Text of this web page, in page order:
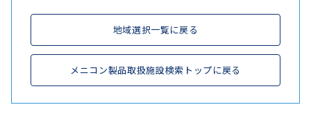
地域選択一覧に戻る
メニコン製品取扱施設検索トップに戻る